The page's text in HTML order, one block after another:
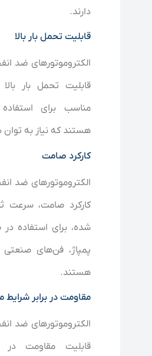
دارند.
قابلیت تحمل بار بالا
الکتروموتورهای ضد
قابلیت تحمل بار بالا
مناسب برای
هستند که نیاز به توان
کارکرد صامت
الکتروموتورهای ضد
کارکرد صامت، سرعت
شده، برای استفاده در
پمپاژ، فن‌های
هستند.
مقاومت در برابر
الکتروموتورهای ضد
قابلیت مقاومت در